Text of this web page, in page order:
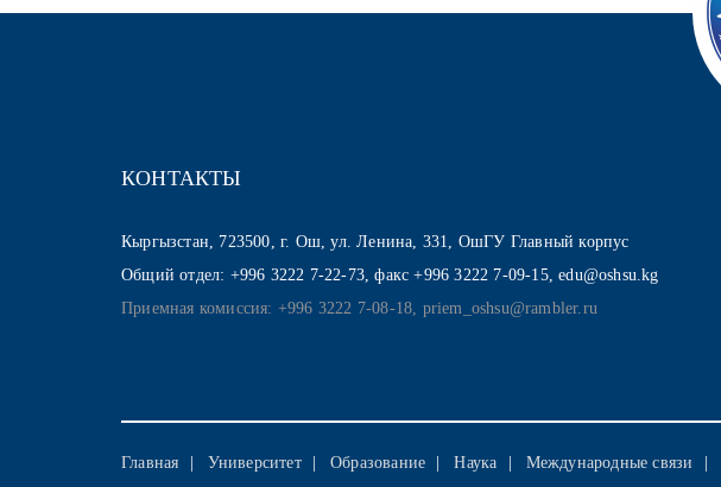
КОНТАКТЫ
Кыргызстан, 723500, г. Ош, ул. Ленина, 331, ОшГУ Главный корпус
Общий отдел: +996 3222 7-22-73, факс +996 3222 7-09-15, edu@oshsu.kg
Приемная комиссия: +996 3222 7-08-18, priem_oshsu@rambler.ru
Главная Университет Образование Наука Международные связи